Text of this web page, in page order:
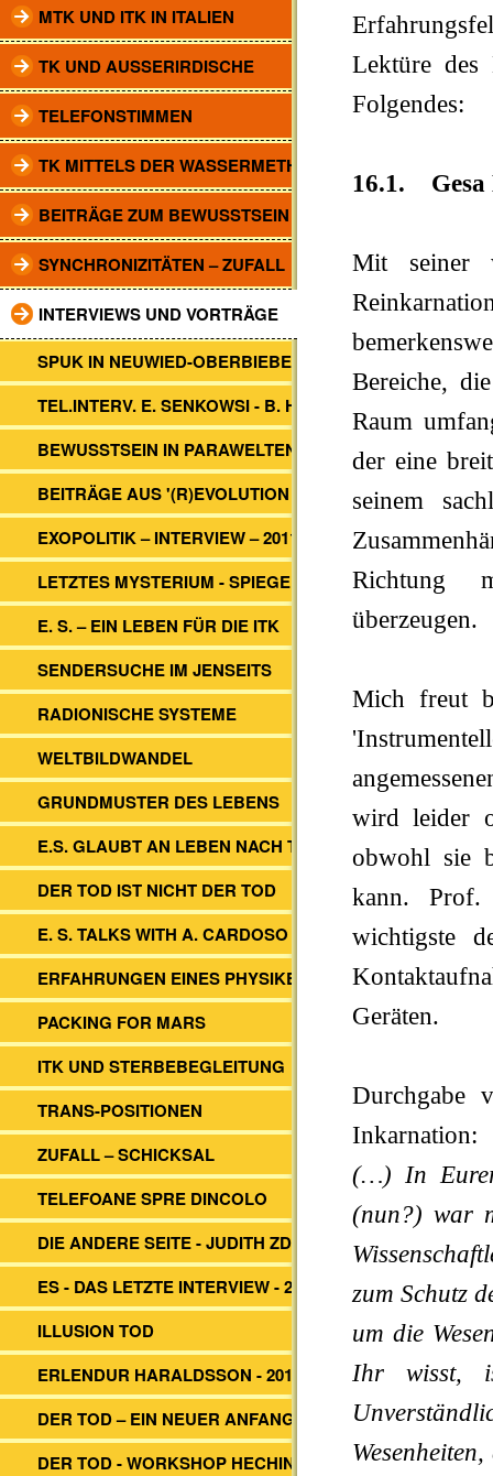
MTK UND ITK IN ITALIEN
TK UND AUSSERIRDISCHE
TELEFONSTIMMEN
TK MITTELS DER WASSERMETHODE
BEITRÄGE ZUM BEWUSSTSEIN
SYNCHRONIZITÄTEN – ZUFALL
INTERVIEWS UND VORTRÄGE
SPUK IN NEUWIED-OBERBIEBER
TEL.INTERV. E. SENKOWSI - B. HEIM
BEWUSSTSEIN IN PARAWELTEN
BEITRÄGE AUS '(R)EVOLUTION 2012'
EXOPOLITIK – INTERVIEW – 2011
LETZTES MYSTERIUM - SPIEGEL TV
E. S. – EIN LEBEN FÜR DIE ITK
SENDERSUCHE IM JENSEITS
RADIONISCHE SYSTEME
WELTBILDWANDEL
GRUNDMUSTER DES LEBENS
E.S. GLAUBT AN LEBEN NACH TOD
DER TOD IST NICHT DER TOD
E. S. TALKS WITH A. CARDOSO
ERFAHRUNGEN EINES PHYSIKERS
PACKING FOR MARS
ITK UND STERBEBEGLEITUNG
TRANS-POSITIONEN
ZUFALL – SCHICKSAL
TELEFOANE SPRE DINCOLO
DIE ANDERE SEITE - JUDITH ZDESAR
ES - DAS LETZTE INTERVIEW - 2014
ILLUSION TOD
ERLENDUR HARALDSSON - 2017
DER TOD – EIN NEUER ANFANG?
DER TOD - WORKSHOP HECHINGEN
Lektüre
Folgendes:
16.1. Gesa
Mit seiner
Bereiche,
Raum
der eine
seinem
Richtung
überzeugen.
Mich freut
wird leider
obwohl sie
kann.
wichtigste
Geräten.
Durchgabe
Inkarnation:
(…) In
(nun?) war
zum Schutz
um die
Ihr wisst,